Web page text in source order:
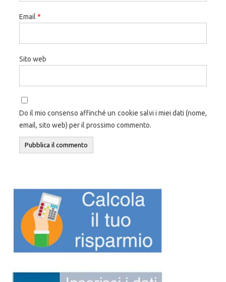
Email *
Sito web
Do il mio consenso affinché un cookie salvi i miei dati (nome,
email, sito web) per il prossimo commento.